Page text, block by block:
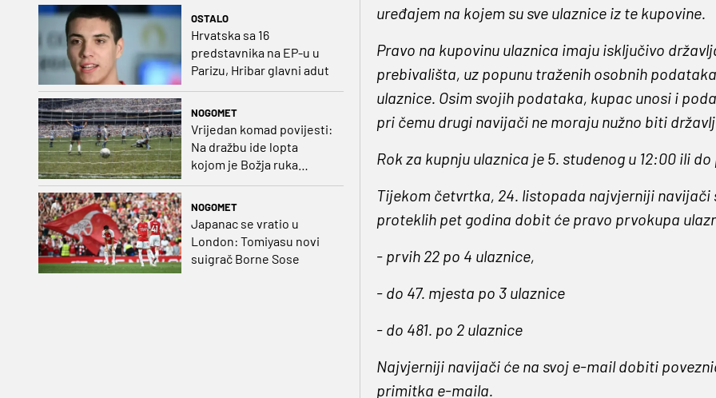
OSTALO
Hrvatska sa 16
predstavnika na EP-u u
Parizu, Hribar glavni adut
NOGOMET
Vrijedan komad povijesti:
Na dražbu ide lopta
kojom je Božja ruka
NOGOMET
Japanac se vratio u
London: Tomiyasu novi
suigrač Borne Sose
uređajem na kojem su sve ulaznice iz te kupovine.
Pravo na kupovinu ulaznica imaju isključivo
prebivališta, uz popunu traženih osobnih
ulaznice. Osim svojih podataka, kupac unosi i
pri čemu drugi navijači ne moraju nužno biti
Rok za kupnju ulaznica je 5. studenog u 12:00 ili
Tijekom četvrtka, 24. listopada najvjerniji
proteklih pet godina dobit će pravo prvokupa
- prvih 22 po 4 ulaznice,
- do 47. mjesta po 3 ulaznice
- do 481. po 2 ulaznice
Najvjerniji navijači će na svoj e-mail dobiti
primitka e-maila.